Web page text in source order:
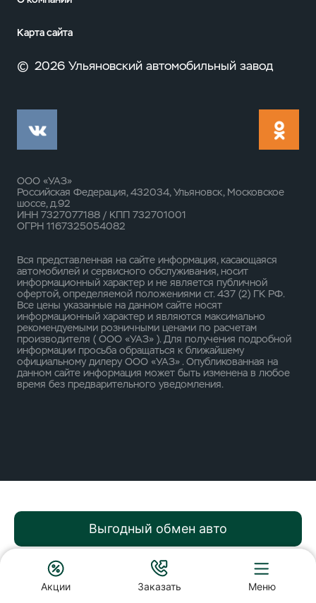
Карта сайта
© 2026 Ульяновский автомобильный завод
ООО «УАЗ»
Российская Федерация, 432034, Ульяновск, Московское
шоссе, д.92
ИНН 7327077188 / КПП 732701001
ОГРН 1167325054082
Вся представленная на сайте информация, касающаяся
автомобилей и сервисного обслуживания, носит
информационный характер и не является публичной
офертой, определяемой положениями ст. 437 (2) ГК РФ.
Все цены указанные на данном сайте носят
информационный характер и являются максимально
рекомендуемыми розничными ценами по расчетам
производителя ( ООО «УАЗ» ). Для получения подробной
информации просьба обращаться к ближайшему
официальному дилеру ООО «УАЗ» . Опубликованная на
данном сайте информация может быть изменена в любое
время без предварительного уведомления.
Акции Заказать Меню
Выгодный обмен авто